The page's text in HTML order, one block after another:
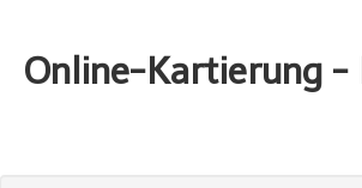
Online-Kartierung -